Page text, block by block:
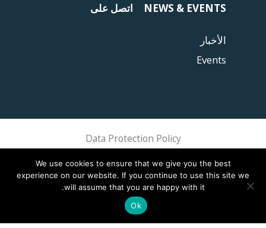
NEWS & EVENTS
الأخبار
Events
اتصل على
Data Protection Policy
We use cookies to ensure that we give you the best
experience on our website. If you continue to use this site we
will assume that you are happy with it.
Ok